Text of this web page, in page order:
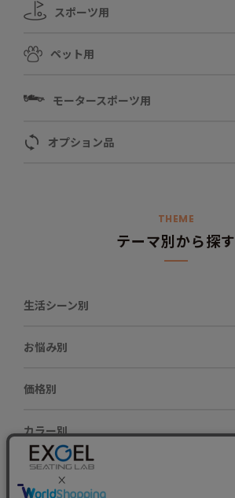
スポーツ用
ペット用
モータースポーツ用
オプション品
THEME
テーマ別から探す
生活シーン別
お悩み別
価格別
カラー別
グレード別